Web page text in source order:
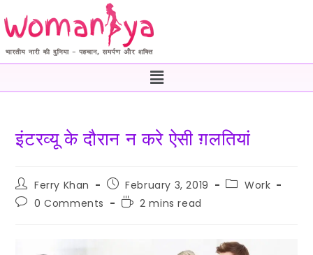
इंटरव्यू के दौरान न करे ऐसी ग़लतियां
Ferry Khan February 3, 2019
Work
0 Comments
2 mins read